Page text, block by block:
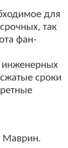
для
так
фан-
инженерных
сроки
Маврин.